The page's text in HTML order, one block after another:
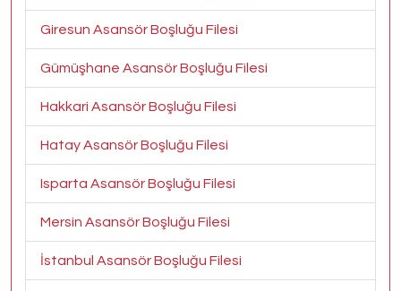
Giresun Asansör Boşluğu Filesi
Gümüşhane Asansör Boşluğu Filesi
Hakkari Asansör Boşluğu Filesi
Hatay Asansör Boşluğu Filesi
Isparta Asansör Boşluğu Filesi
Mersin Asansör Boşluğu Filesi
İstanbul Asansör Boşluğu Filesi